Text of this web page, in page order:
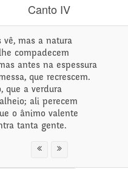
Canto IV
vê, mas a natura
compadecem
antes na espessura
que recrescem.
que a verdura
ali perecem
o ânimo valente
tanta gente.